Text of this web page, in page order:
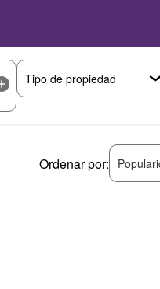
Ordenar por: